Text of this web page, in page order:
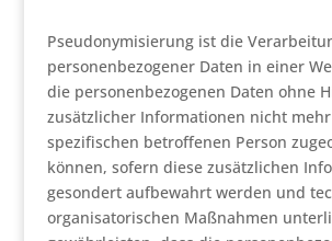
Pseudonymisierung ist die
personenbezogener Daten in einer
die personenbezogenen Daten ohne
zusätzlicher Informationen nicht
spezifischen betroffenen Person
können, sofern diese zusätzlichen
gesondert aufbewahrt werden und
organisatorischen Maßnahmen